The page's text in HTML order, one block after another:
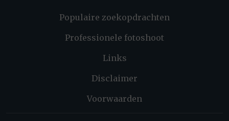
Populaire zoekopdrachten
Professionele fotoshoot
Links
Disclaimer
Voorwaarden